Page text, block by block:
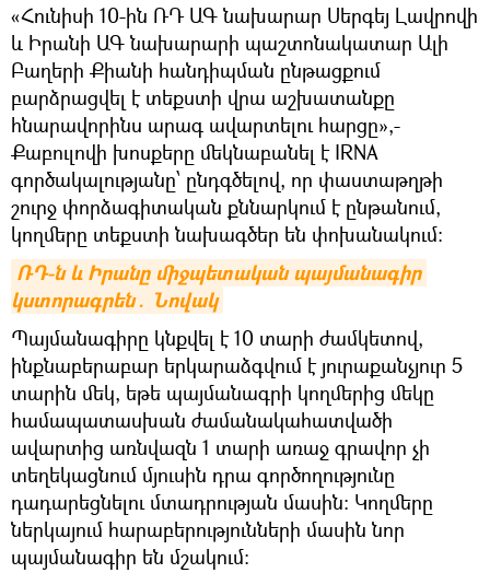
«Հունիսի 10-ին ՌԴ ԱԳ նախարար Սերգեյ Լավրովի
և Իրանի ԱԳ նախարարի պաշտոնակատար Ալի
Բաղերի Քիանի հանդիպման ընթացքում
բարձրացվել է տեքստի վրա աշխատանքը
հնարավորինս արագ ավարտելու հարցը»,-
Քաբուլովի խոսքերը մեկնաբանել է IRNA
գործակալությանը՝ ընդգծելով, որ փաստաթղթի
շուրջ փորձագիտական քննարկում է ընթանում,
կողմերը տեքստի նախագծեր են փոխանակում:
ՌԴ-ն և Իրանը միջպետական պայմանագիր
կստորագրեն․ Նովակ
Պայմանագիրը կնքվել է 10 տարի ժամկետով,
ինքնաբերաբար երկարաձգվում է յուրաքանչյուր 5
տարին մեկ, եթե պայմանագրի կողմերից մեկը
համապատասխան ժամանակահատվածի
ավարտից առնվազն 1 տարի առաջ գրավոր չի
տեղեկացնում մյուսին դրա գործողությունը
դադարեցնելու մտադրության մասին: Կողմերը
ներկայում հարաբերությունների մասին նոր
պայմանագիր են մշակում։